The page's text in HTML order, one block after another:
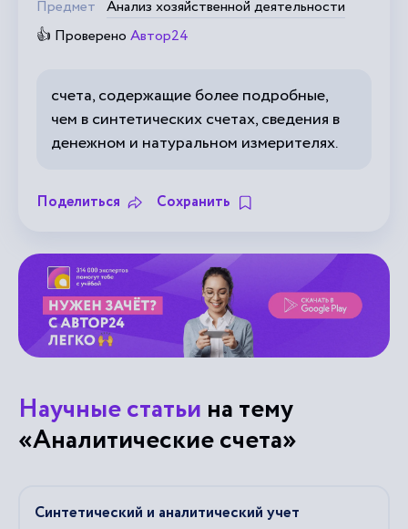
Предмет Анализ хозяйственной деятельности
👍 Проверено Автор24
счета, содержащие более подробные,
чем в синтетических счетах, сведения в
денежном и натуральном измерителях.
Поделиться Сохранить
Научные статьи на тему
«Аналитические счета»
Синтетический и аналитический учет